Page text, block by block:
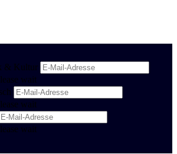
& Kultur